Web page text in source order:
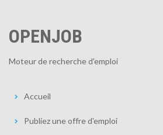
OPENJOB
Moteur de recherche d'emploi
Accueil
Publiez une offre d'emploi